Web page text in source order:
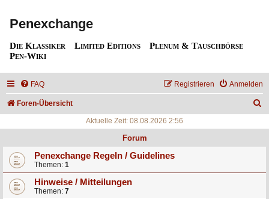
Penexchange
Die Klassiker Limited Editions
Plenum & Tauschbörse
Pen-Wiki
FAQ Anmelden
Registrieren
Foren-Übersicht
Aktuelle Zeit: 08.08.2026 2:56
Forum
Penexchange Regeln / Guidelines
Themen: 1
Hinweise / Mitteilungen
Themen: 7